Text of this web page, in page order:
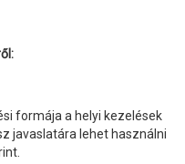
formája a helyi kezelések
javaslatára lehet használni